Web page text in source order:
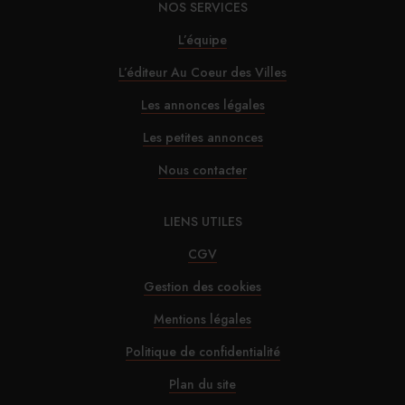
30/07/2026
Alfred Hotels ouvre son premier hôtel à Paris
29/07/2026
InterContinental Paris Le Grand : Christophe
Laure nommé chevalier de la Légion d’honneur
29/07/2026
29/07/2026
Brown-Forman rejette l’offre de Sazerac
29/07/2026
NOS SERVICES
L’équipe
L’éditeur Au Coeur des Villes
Les annonces légales
Les petites annonces
Nous contacter
LIENS UTILES
CGV
Gestion des cookies
Mentions légales
Politique de confidentialité
Plan du site